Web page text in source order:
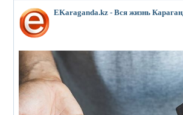
EKaraganda.kz - Вся жизнь